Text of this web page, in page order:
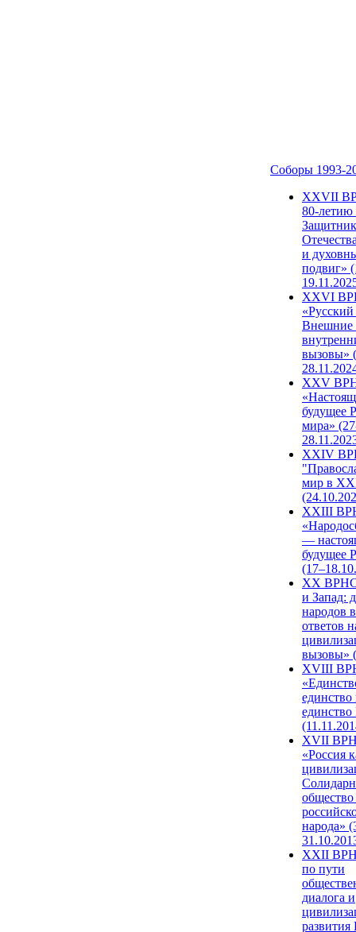
Соборы 1993-
ХХVII
80-
и
подвиг»
XXVI
Внешние
вызовы»
XXV
будущее
мира»
XXIV
мир в
XXIII
—
будущее
XX ВРНС
и Запад:
народов
ответов
вызовы»
XVIII
единство
единство
XVII
«Россия
народа»
XXII
по пути
диалога и
развития